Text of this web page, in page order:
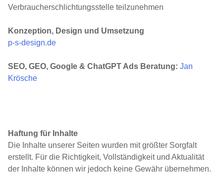
Verbraucherschlichtungsstelle teilzunehmen
Konzeption, Design und Umsetzung
p-s-design.de
SEO, GEO, Google & ChatGPT Ads Beratung: Jan
Krösche
Haftung für Inhalte
Die Inhalte unserer Seiten wurden mit größter Sorgfalt
erstellt. Für die Richtigkeit, Vollständigkeit und Aktualität
der Inhalte können wir jedoch keine Gewähr über­neh­men.